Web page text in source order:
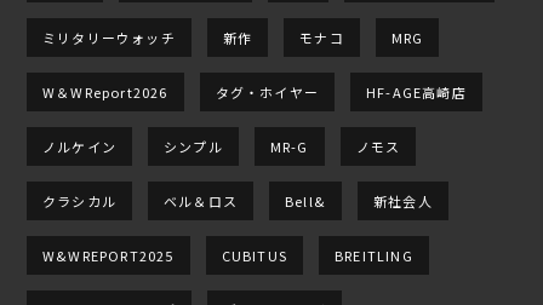
ミリタリーウォッチ 新作 モナコ MRG
W＆WReport2026 タグ・ホイヤー HF-AGE高崎店
ノルケイン シンプル MR-G ノモス
クラシカル ベル＆ロス Bell& 新社会人
W&WREPORT2025 CUBITUS BREITLING